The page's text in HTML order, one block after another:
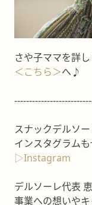
さや子ママを詳
＜こちら＞へ♪
スナックデルソ
インスタグラム
▷Instagram
デルソーレ代表
事業への想いやキ